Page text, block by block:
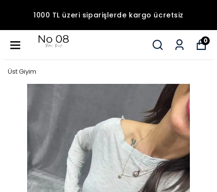
1000 TL üzeri siparişlerde kargo ücretsiz
0
Üst Giyim